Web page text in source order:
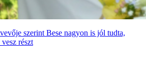
szerint Bese nagyon is jól tudta,
részt